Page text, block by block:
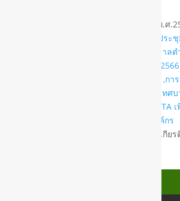
วันที่ 20 เดือน มีนาคม พ.ศ
เทศบาลตำบลสูงเนิน ได้ดำเนินการปร
สนับสนุนการจัดทำแผนพัฒนาเทศบาลต
พิจารณาร่างแผนพัฒนาท้องถิ่น (พ.ศ
ครั้งที่ 1/2566 (เพิ่มเติมครั้งที่ 3/2569) ,ก
ท้องถิ่น ฉบับที่ 3 (พ.ศ. 2571-2575) เทศ
และประชุมแนวทางการประเมินผล ITA
โปร่งใส ภายในองค์กร
ณ ห้องประชุมชั้น 2 อาคารเฉลิมพระเกีย